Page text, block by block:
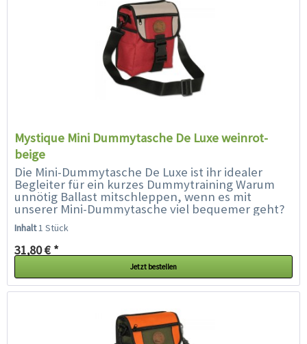
Mystique Mini Dummytasche De Luxe weinrot-
beige
Die Mini-Dummytasche De Luxe ist ihr idealer
Begleiter für ein kurzes Dummytraining Warum
unnötig Ballast mitschleppen, wenn es mit
unserer Mini-Dummytasche viel bequemer geht?
Die ideale Tasche für Spaziergänge...
Inhalt1 Stück
31,80 € *
Jetzt bestellen